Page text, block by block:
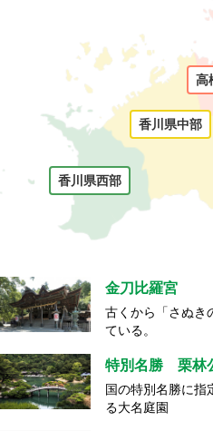
高
香川県中部
香川県西部
金刀比羅宮
古くから「さぬき
ている。
特別名勝 栗林
国の特別名勝に
る大名庭園